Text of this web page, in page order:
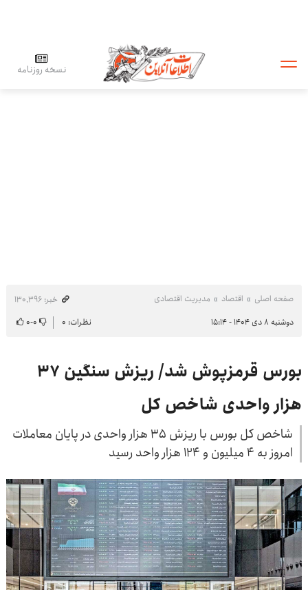
نسخه روزنامه
صفحه اصلی اقتصاد مدیریت اقتصادی
خبر: ۱۳۰٬۳۹۶
دوشنبه ۸ دی ۱۴۰۴ - ۱۵:۱۴
نظرات: ۰ ۰-۰
بورس قرمزپوش شد/ ریزش سنگین ۳۷
هزار واحدی شاخص کل
شاخص کل بورس با ریزش ۳۵ هزار واحدی در پایان معاملات
امروز به ۴ میلیون و ۱۲۴ هزار واحد رسید